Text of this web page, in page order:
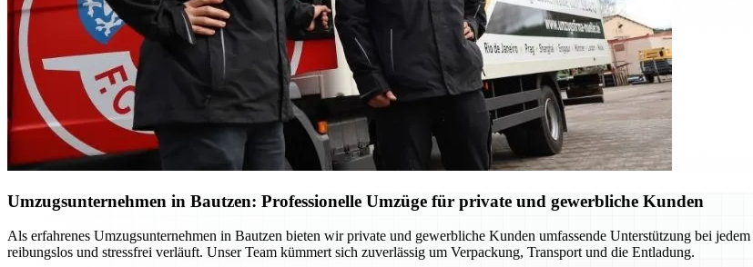
Umzugsunternehmen in Bautzen: Professionelle Umzüge für private und gewerbliche Kunden
Als erfahrenes Umzugsunternehmen in Bautzen bieten wir private und gewerbliche Kunden umfassende Unterstützung bei
reibungslos und stressfrei verläuft. Unser Team kümmert sich zuverlässig um Verpackung, Transport und die Entladung.